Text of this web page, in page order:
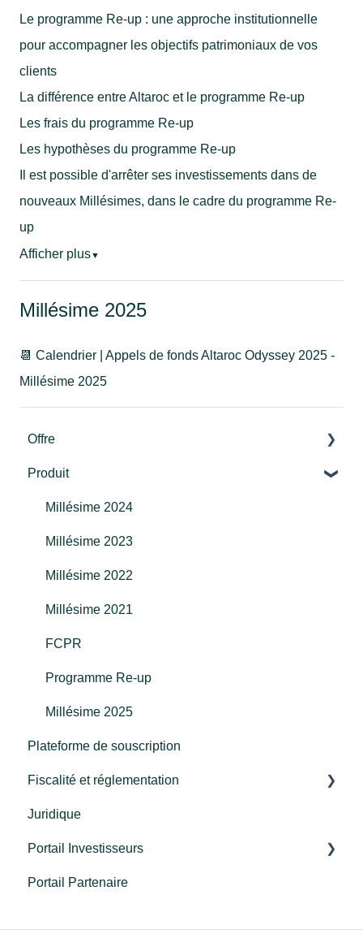
Le programme Re-up : une approche institutionnelle
pour accompagner les objectifs patrimoniaux de vos
clients
La différence entre Altaroc et le programme Re-up
Les frais du programme Re-up
Les hypothèses du programme Re-up
Il est possible d'arrêter ses investissements dans de
nouveaux Millésimes, dans le cadre du programme Re-
up
Afficher plus▼
Millésime 2025
📆 Calendrier | Appels de fonds Altaroc Odyssey 2025 -
Millésime 2025
Offre
Le Private Equity by Altaroc
Les avantages Altaroc
L'équipe Altaroc
La commercialisation des produits Altaroc
Performance et risques
Frais et commissions
Produit
Millésime 2024
Millésime 2023
Millésime 2022
Millésime 2021
FCPR
Programme Re-up
Millésime 2025
Plateforme de souscription
Fiscalité et réglementation
Fiscalité
Réglementation
Juridique
Portail Investisseurs
Connexion
Portail Partenaire